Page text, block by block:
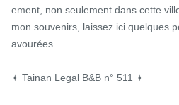
ement, non seulement dans cette
mon souvenirs, laissez ici quelques
avourées.
𖥔 Tainan Legal B&B n° 511 𖥔